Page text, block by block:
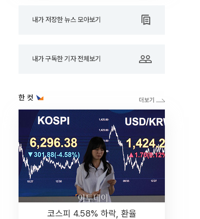
내가 저장한 뉴스 모아보기
내가 구독한 기자 전체보기
한 컷
코스피 4.58% 하락, 환율